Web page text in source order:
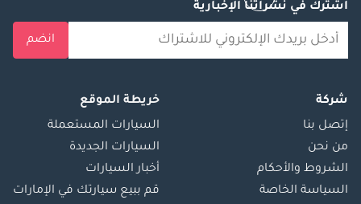
اشترك في نشراتنا الإخبارية
انضم
شركة
إتصل بنا
من نحن
الشروط والأحكام
السياسة الخاصة
خريطة الموقع
السيارات المستعملة
السيارات الجديدة
أخبار السيارات
قم ببيع سيارتك في الإمارات